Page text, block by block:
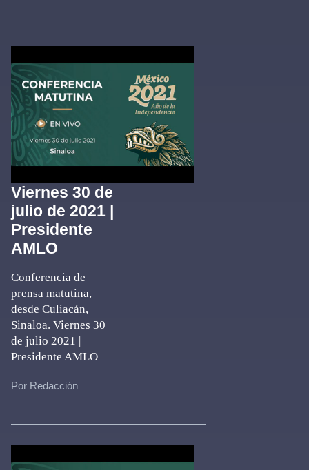
Viernes 30 de
julio de 2021 |
Presidente
AMLO
Conferencia de
prensa matutina,
desde Culiacán,
Sinaloa. Viernes 30
de julio 2021 |
Presidente AMLO
Por Redacción